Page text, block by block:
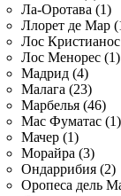
Ла-Оротава (1)
Ллорет де Мар
Лос
Лос Менорес (1)
Мадрид (4)
Малага (23)
Марбелья (46)
Мас Фуматас (1)
Мачер (1)
Морайра (3)
Ондаррибия (2)
Оропеса дель